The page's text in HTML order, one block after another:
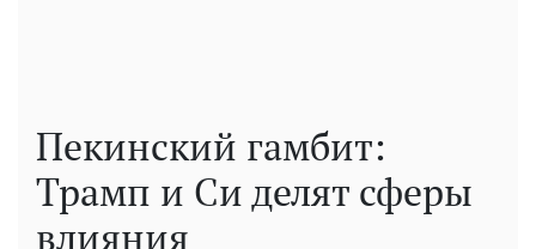
Пекинский гамбит:
Трамп и Си делят сферы
влияния